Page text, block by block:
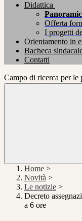
Didattica
Offerta
I progetti
Orientamento in
Bacheca
Contatti
Campo di ricerca per le
Home >
Novità >
Le notizie >
Decreto
a 6 ore